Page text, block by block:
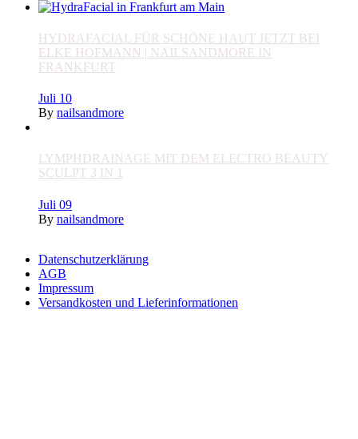
HYDRAFACIAL FÜR SCHÖNE HAUT JETZT BEI
ELKE HOFMANN | NAILSANDMORE IN
FRANKFURT
Juli 10
By nailsandmore
LYMPHDRAINAGE MIT DEM ELECTRO BEAUTY
SCULPT 3 IN 1
Juli 09
By nailsandmore
Datenschutzerklärung
AGB
Impressum
Versandkosten und Lieferinformationen